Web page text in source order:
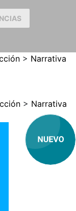
> Narrativa
> Narrativa